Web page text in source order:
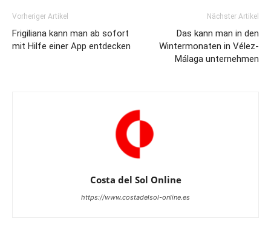
Vorheriger Artikel
Frigiliana kann man ab sofort
mit Hilfe einer App entdecken
Nächster Artikel
Das kann man in den
Wintermonaten in Vélez-
Málaga unternehmen
Costa del Sol Online
https://www.costadelsol-online.es